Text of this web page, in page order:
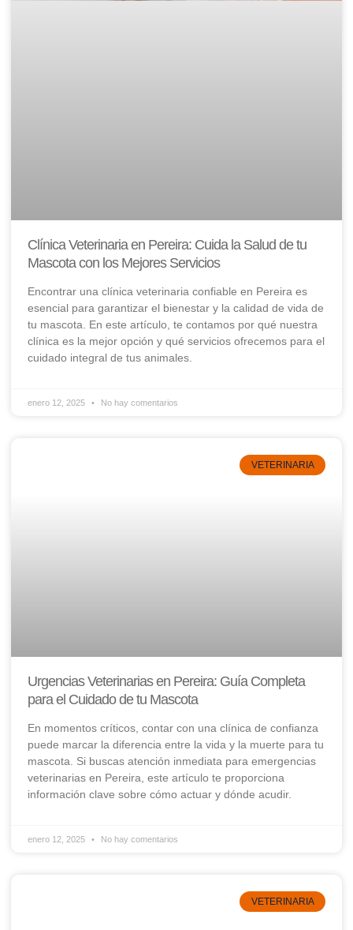
Clínica Veterinaria en Pereira: Cuida la Salud de tu
Mascota con los Mejores Servicios
Encontrar una clínica veterinaria confiable en Pereira es
esencial para garantizar el bienestar y la calidad de vida de
tu mascota. En este artículo, te contamos por qué nuestra
clínica es la mejor opción y qué servicios ofrecemos para el
cuidado integral de tus animales.
enero 12, 2025 No hay comentarios
VETERINARIA
Urgencias Veterinarias en Pereira: Guía Completa
para el Cuidado de tu Mascota
En momentos críticos, contar con una clínica de confianza
puede marcar la diferencia entre la vida y la muerte para tu
mascota. Si buscas atención inmediata para emergencias
veterinarias en Pereira, este artículo te proporciona
información clave sobre cómo actuar y dónde acudir.
enero 12, 2025 No hay comentarios
VETERINARIA